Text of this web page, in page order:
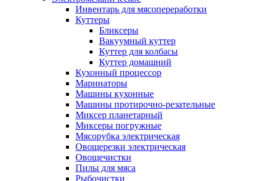
Инвентарь для мясопереработки
Куттеры
Бликсеры
Вакуумный куттер
Куттер для колбасы
Куттер домашний
Кухонный процессор
Маринаторы
Машины кухонные
Машины протирочно-резательные
Миксер планетарный
Миксеры погружные
Мясорубка электрическая
Овощерезки электрическая
Овощечистки
Пилы для мяса
Рыбочистки